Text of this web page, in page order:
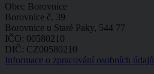
Obec Borovnice
Borovnice č. 39
Borovnice u Staré Paky, 544 77
IČO: 00580210
DIČ: CZ00580210
Informace o zpracování osobních